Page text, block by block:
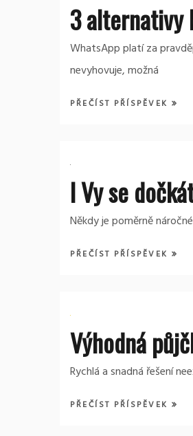
3 alternativy
WhatsApp platí za
nevyhovuje, možná
PŘEČÍST PŘÍSPĚVEK
I Vy se
Někdy je poměrně
PŘEČÍST PŘÍSPĚVEK
Výhodná
Rychlá a snadná řešení
PŘEČÍST PŘÍSPĚVEK